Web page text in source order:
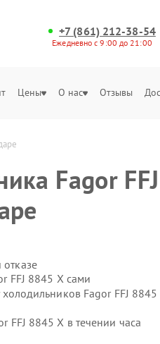
+7 (861) 212-38-54
Ежедневно с 9:00 до 21:00
Цены О нас Отзывы
Fagor FFJ
FFJ 8845 X сами
Fagor FFJ 8845
FFJ 8845 X в течении часа